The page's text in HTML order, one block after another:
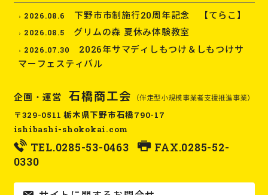
2026.08.6 下野市市制施行20周年記念 【てらこ】
2026.08.5 グリムの森 夏休み体験教室
2026.07.30
2026年サマディしもつけ＆しもつけサ
マーフェスティバル
企画・運営 石橋商工会 （伴走型小規模事業者支援推進事業）
〒329-0511 栃木県下野市石橋790-17
ishibashi-shokokai.com
TEL.0285-53-0463
FAX.0285-52-
0330